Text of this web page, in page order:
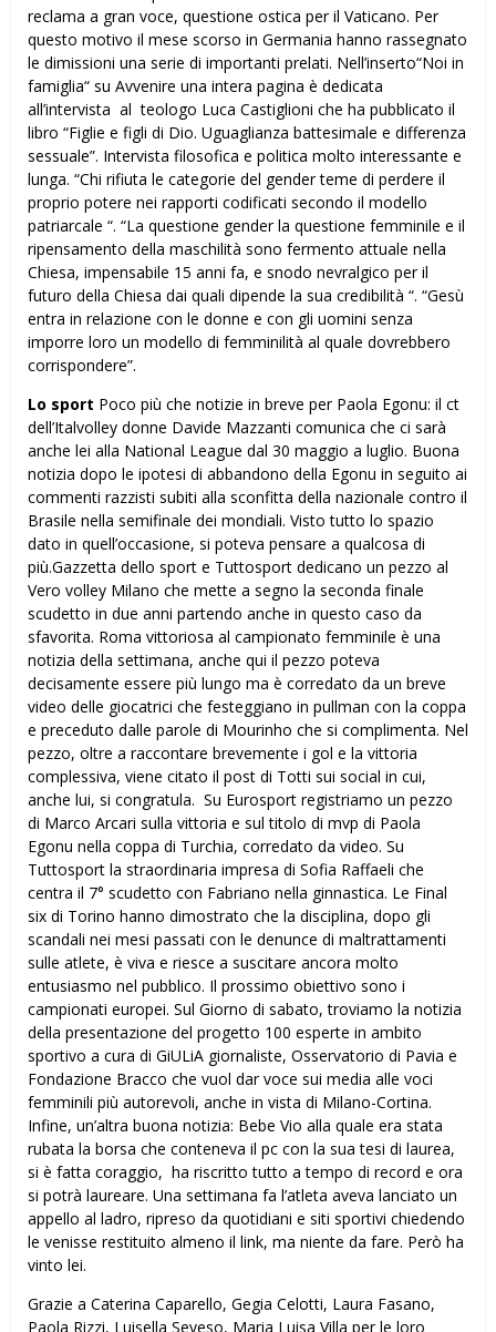
reclama a gran voce, questione ostica per il Vaticano. Per
questo motivo il mese scorso in Germania hanno rassegnato
le dimissioni una serie di importanti prelati. Nell’inserto“Noi in
famiglia“ su Avvenire una intera pagina è dedicata
all’intervista al teologo Luca Castiglioni che ha pubblicato il
libro “Figlie e figli di Dio. Uguaglianza battesimale e differenza
sessuale”. Intervista filosofica e politica molto interessante e
lunga. “Chi rifiuta le categorie del gender teme di perdere il
proprio potere nei rapporti codificati secondo il modello
patriarcale “. “La questione gender la questione femminile e il
ripensamento della maschilità sono fermento attuale nella
Chiesa, impensabile 15 anni fa, e snodo nevralgico per il
futuro della Chiesa dai quali dipende la sua credibilità “. “Gesù
entra in relazione con le donne e con gli uomini senza
imporre loro un modello di femminilità al quale dovrebbero
corrispondere”.
Lo sport Poco più che notizie in breve per Paola Egonu: il ct
dell’Italvolley donne Davide Mazzanti comunica che ci sarà
anche lei alla National League dal 30 maggio a luglio. Buona
notizia dopo le ipotesi di abbandono della Egonu in seguito ai
commenti razzisti subiti alla sconfitta della nazionale contro il
Brasile nella semifinale dei mondiali. Visto tutto lo spazio
dato in quell’occasione, si poteva pensare a qualcosa di
più.Gazzetta dello sport e Tuttosport dedicano un pezzo al
Vero volley Milano che mette a segno la seconda finale
scudetto in due anni partendo anche in questo caso da
sfavorita. Roma vittoriosa al campionato femminile è una
notizia della settimana, anche qui il pezzo poteva
decisamente essere più lungo ma è corredato da un breve
video delle giocatrici che festeggiano in pullman con la coppa
e preceduto dalle parole di Mourinho che si complimenta. Nel
pezzo, oltre a raccontare brevemente i gol e la vittoria
complessiva, viene citato il post di Totti sui social in cui,
anche lui, si congratula. Su Eurosport registriamo un pezzo
di Marco Arcari sulla vittoria e sul titolo di mvp di Paola
Egonu nella coppa di Turchia, corredato da video. Su
Tuttosport la straordinaria impresa di Sofia Raffaeli che
centra il 7° scudetto con Fabriano nella ginnastica. Le Final
six di Torino hanno dimostrato che la disciplina, dopo gli
scandali nei mesi passati con le denunce di maltrattamenti
sulle atlete, è viva e riesce a suscitare ancora molto
entusiasmo nel pubblico. Il prossimo obiettivo sono i
campionati europei. Sul Giorno di sabato, troviamo la notizia
della presentazione del progetto 100 esperte in ambito
sportivo a cura di GiULiA giornaliste, Osservatorio di Pavia e
Fondazione Bracco che vuol dar voce sui media alle voci
femminili più autorevoli, anche in vista di Milano-Cortina.
Infine, un’altra buona notizia: Bebe Vio alla quale era stata
rubata la borsa che conteneva il pc con la sua tesi di laurea,
si è fatta coraggio, ha riscritto tutto a tempo di record e ora
si potrà laureare. Una settimana fa l’atleta aveva lanciato un
appello al ladro, ripreso da quotidiani e siti sportivi chiedendo
le venisse restituito almeno il link, ma niente da fare. Però ha
vinto lei.
Grazie a Caterina Caparello, Gegia Celotti, Laura Fasano,
Paola Rizzi, Luisella Seveso, Maria Luisa Villa per le loro